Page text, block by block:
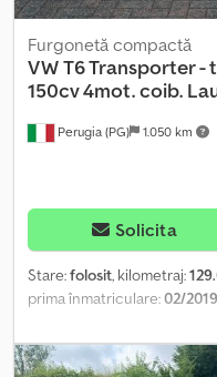
Perugia (PG) 1.050 km
Furgonetă compactă
VWT6 Transporter -
150cv 4mot. coib.
Solicita
Stare:folosit, kilometraj:
prima înmatriculare:02/2019
mecanic, clasă de emisii:
3, Dotări:aer condiționat,